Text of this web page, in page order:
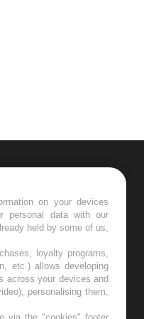
on your devices
personal data with our
held by some of us,
loyalty programs,
etc.) allows developing
across your devices and
personalising them,